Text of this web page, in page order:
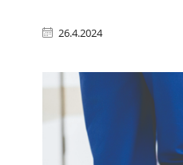
26.4.2024